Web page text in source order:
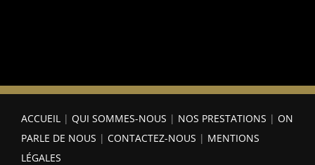
ACCUEIL | QUI SOMMES-NOUS | NOS PRESTATIONS | ON
PARLE DE NOUS | CONTACTEZ-NOUS | MENTIONS
LÉGALES